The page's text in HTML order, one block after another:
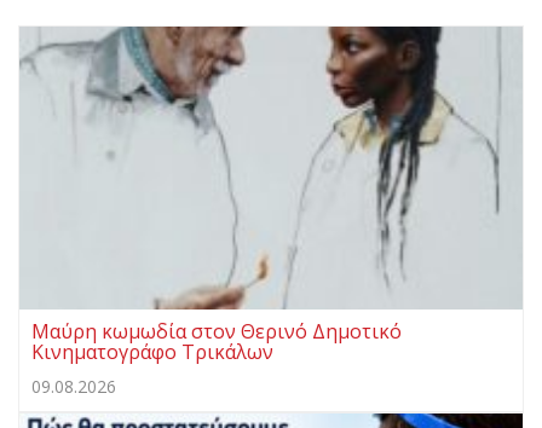
Μαύρη κωμωδία στον Θερινό Δημοτικό
Κινηματογράφο Τρικάλων
09.08.2026